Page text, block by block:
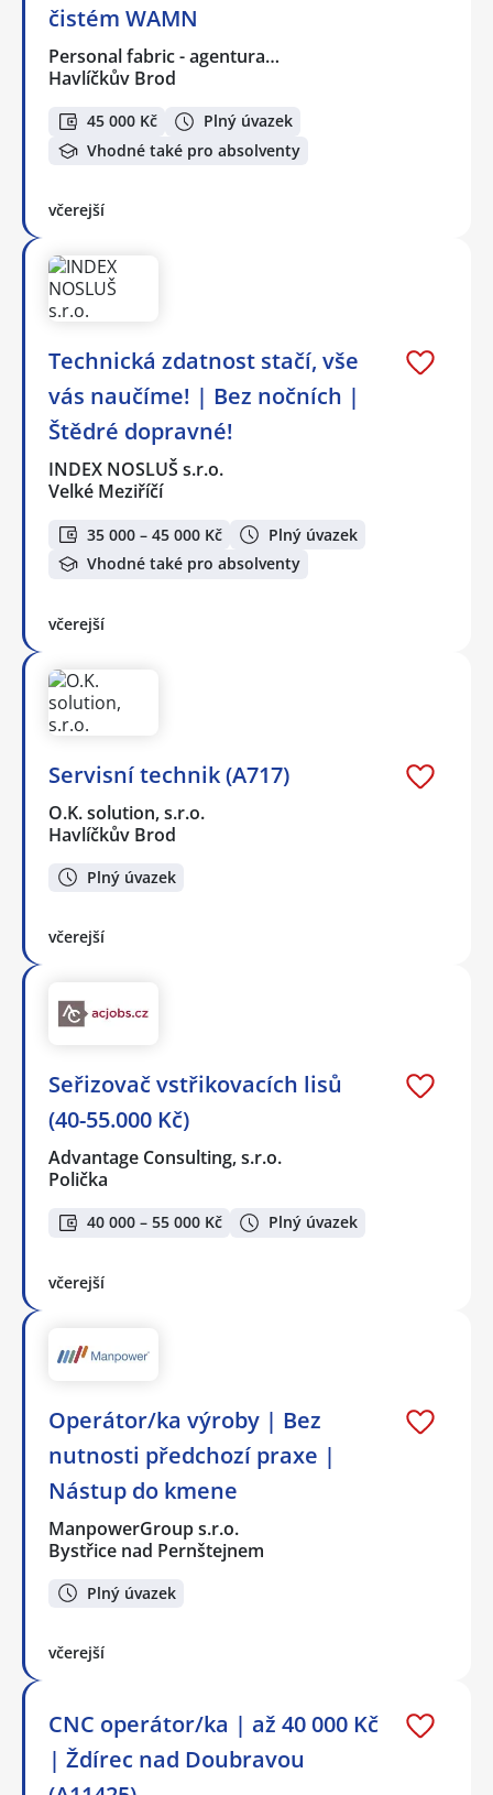
čistém WAMN
Personal fabric - agentura…
Havlíčkův Brod
45 000 Kč
Plný úvazek
Vhodné také pro absolventy
včerejší
Technická zdatnost stačí, vše
vás naučíme! | Bez nočních |
Štědré dopravné!
INDEX NOSLUŠ s.r.o.
Velké Meziříčí
35 000 – 45 000 Kč
Plný úvazek
Vhodné také pro absolventy
včerejší
Servisní technik (A717)
O.K. solution, s.r.o.
Havlíčkův Brod
Plný úvazek
včerejší
Seřizovač vstřikovacích lisů
(40-55.000 Kč)
Advantage Consulting, s.r.o.
Polička
40 000 – 55 000 Kč Plný úvazek
včerejší
Operátor/ka výroby | Bez
nutnosti předchozí praxe |
Nástup do kmene
ManpowerGroup s.r.o.
Bystřice nad Pernštejnem
Plný úvazek
včerejší
CNC operátor/ka | až 40 000 Kč
| Ždírec nad Doubravou